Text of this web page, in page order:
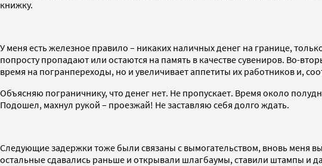
книжку.
У меня есть железное правило – никаких наличных денег на границе,
попросту пропадают или остаются на память в качестве сувениров. Во-
время на погранпереходы, но и увеличивает аппетиты их работников и,
Объясняю пограничнику, что денег нет. Не пропускает. Время около
Подошел, махнул рукой – проезжай! Не заставляю себя долго ждать.
Следующие задержки тоже были связаны с вымогательством, вновь меня
остальные сдавались раньше и открывали шлагбаумы, ставили штампы и